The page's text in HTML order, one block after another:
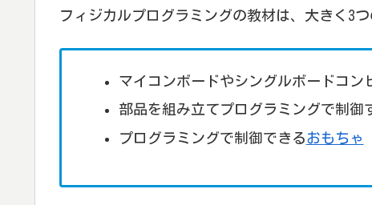
フィジカルプログラミングの教材は、大きく3
マイコンボードやシングルボードコン
部品を組み立てプログラミングで制御
プログラミングで制御できるおもちゃ